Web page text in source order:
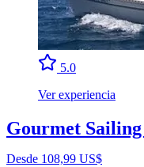
5.0
Ver experiencia
Gourmet
Desde 108,99 US$